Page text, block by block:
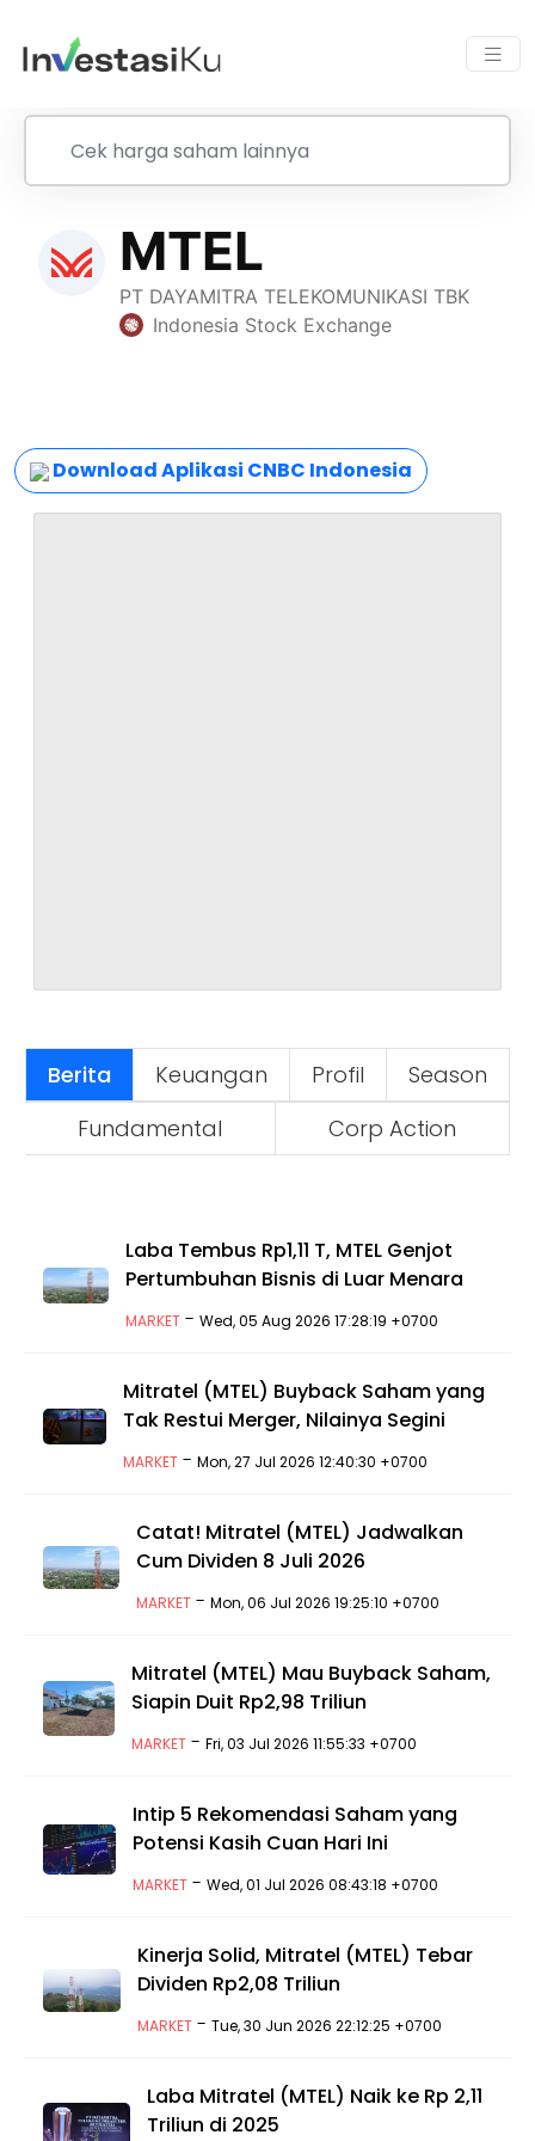
Download Aplikasi CNBC Indonesia
Berita Keuangan Profil
Season
Fundamental
Corp Action
Laba Tembus Rp1,11 T, MTEL Genjot
Pertumbuhan Bisnis di Luar Menara
MARKET- Wed, 05 Aug 2026 17:28:19 +0700
Mitratel (MTEL) Buyback Saham yang
Tak Restui Merger, Nilainya Segini
MARKET -Mon, 27 Jul 2026 12:40:30 +0700
Catat! Mitratel (MTEL) Jadwalkan
Cum Dividen 8 Juli 2026
MARKET- Mon, 06 Jul 2026 19:25:10 +0700
Mitratel (MTEL) Mau Buyback Saham,
Siapin Duit Rp2,98 Triliun
MARKET -Fri, 03 Jul 2026 11:55:33 +0700
Intip 5 Rekomendasi Saham yang
Potensi Kasih Cuan Hari Ini
MARKET -Wed, 01 Jul 2026 08:43:18 +0700
Kinerja Solid, Mitratel (MTEL) Tebar
Dividen Rp2,08 Triliun
MARKET -Tue, 30 Jun 2026 22:12:25 +0700
Laba Mitratel (MTEL) Naik ke Rp 2,11
Triliun di 2025